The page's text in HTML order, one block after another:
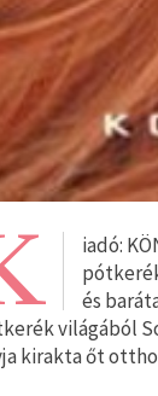
iadó:
és
világából
kirakta őt